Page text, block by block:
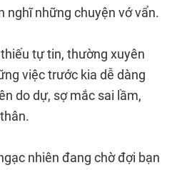
nghĩ những chuyện vớ vẩn.
tự tin, thường xuyên
việc trước kia dễ dàng
do dự, sợ mắc sai lầm,
nhiên đang chờ đợi bạn